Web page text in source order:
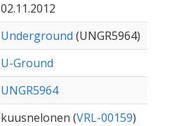
02.11.2012
Underground (UNGR5964)
U-Ground
UNGR5964
kuusnelonen (VRL-00159)